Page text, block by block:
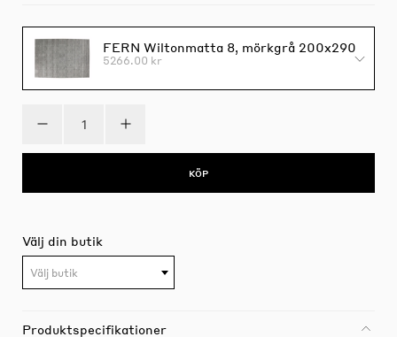
FERN Wiltonmatta 8, mörkgrå 200x290
5266.00 kr
KÖP
Välj din butik
Välj butik
Produktspecifikationer